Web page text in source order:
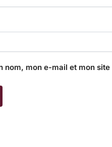
nom, mon e-mail et mon